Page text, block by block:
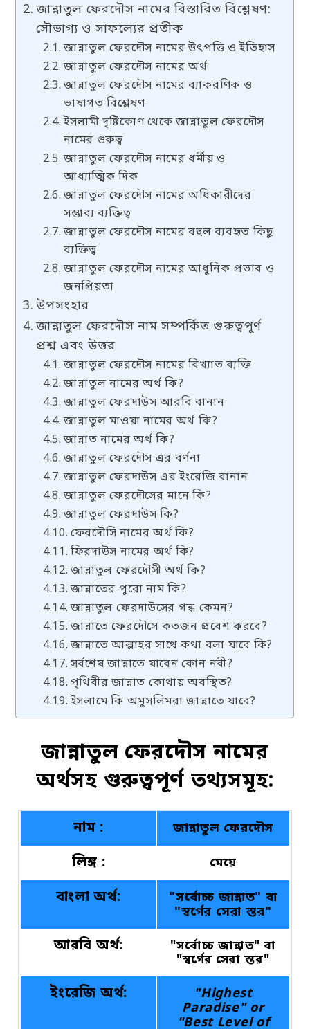
জান্নাতুল ফেরদৌস নামের বিস্তারিত বিশ্লেষণ:
সৌভাগ্য ও সাফল্যের প্রতীক
জান্নাতুল ফেরদৌস নামের উৎপত্তি ও ইতিহাস
জান্নাতুল ফেরদৌস নামের অর্থ
জান্নাতুল ফেরদৌস নামের ব্যাকরণিক ও
ভাষাগত বিশ্লেষণ
ইসলামী দৃষ্টিকোণ থেকে জান্নাতুল ফেরদৌস
নামের গুরুত্ব
জান্নাতুল ফেরদৌস নামের ধর্মীয় ও
আধ্যাত্মিক দিক
জান্নাতুল ফেরদৌস নামের অধিকারীদের
সম্ভাব্য ব্যক্তিত্ব
জান্নাতুল ফেরদৌস নামের বহুল ব্যবহৃত কিছু
ব্যক্তিত্ব
জান্নাতুল ফেরদৌস নামের আধুনিক প্রভাব ও
জনপ্রিয়তা
উপসংহার
জান্নাতুল ফেরদৌস নাম সম্পর্কিত গুরুত্বপূর্ণ
প্রশ্ন এবং উত্তর
জান্নাতুল ফেরদৌস নামের বিখ্যাত ব্যক্তি
জান্নাতুল নামের অর্থ কি?
জান্নাতুল ফেরদাউস আরবি বানান
জান্নাতুল মাওয়া নামের অর্থ কি?
জান্নাত নামের অর্থ কি?
জান্নাতুল ফেরদৌস এর বর্ণনা
জান্নাতুল ফেরদাউস এর ইংরেজি বানান
জান্নাতুল ফেরদৌসের মানে কি?
জান্নাতুল ফেরদাউস কি?
ফেরদৌসি নামের অর্থ কি?
ফিরদাউস নামের অর্থ কি?
জান্নাতুল ফেরদৌসী অর্থ কি?
জান্নাতের পুরো নাম কি?
জান্নাতুল ফেরদাউসের গন্ধ কেমন?
জান্নাতে ফেরদৌসে কতজন প্রবেশ করবে?
জান্নাতে আল্লাহর সাথে কথা বলা যাবে কি?
সর্বশেষ জান্নাতে যাবেন কোন নবী?
পৃথিবীর জান্নাত কোথায় অবস্থিত?
ইসলামে কি অমুসলিমরা জান্নাতে যাবে?
জান্নাতুল ফেরদৌস নামের
অর্থসহ গুরুত্বপূর্ণ তথ্যসমূহ:
নাম : জান্নাতুল ফেরদৌস
লিঙ্গ : মেয়ে
বাংলা অর্থ:
"সর্বোচ্চ জান্নাত" বা
"স্বর্গের সেরা স্তর"
আরবি অর্থ:
"সর্বোচ্চ জান্নাত" বা
"স্বর্গের সেরা স্তর"
ইংরেজি অর্থ:
"Highest
Paradise" or
"Best Level of